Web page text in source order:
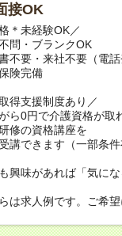
接OK
＊未経験OK／
問・ブランクOK
不要・来社不要（電話
険完備
得支援制度あり／
ら0円で介護資格が取
修の資格講座を
講できます（一部条件
興味があれば「気にな
は求人例です。ご希望